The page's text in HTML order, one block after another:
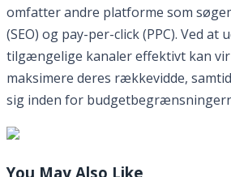
omfatter andre platforme som
(SEO) og pay-per-click (PPC). Ved at
tilgængelige kanaler effektivt kan
maksimere deres rækkevidde,
sig inden for
You May Also Like